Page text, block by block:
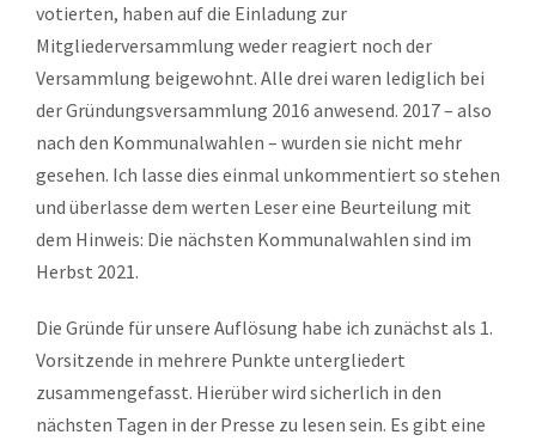
votierten, haben auf die Einladung zur
Mitgliederversammlung weder reagiert noch der
Versammlung beigewohnt. Alle drei waren lediglich bei
der Gründungsversammlung 2016 anwesend. 2017 – also
nach den Kommunalwahlen – wurden sie nicht mehr
gesehen. Ich lasse dies einmal unkommentiert so stehen
und überlasse dem werten Leser eine Beurteilung mit
dem Hinweis: Die nächsten Kommunalwahlen sind im
Herbst 2021.
Die Gründe für unsere Auflösung habe ich zunächst als 1.
Vorsitzende in mehrere Punkte untergliedert
zusammengefasst. Hierüber wird sicherlich in den
nächsten Tagen in der Presse zu lesen sein. Es gibt eine